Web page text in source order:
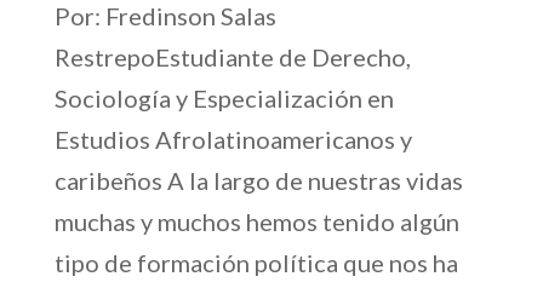
Por: Fredinson Salas
RestrepoEstudiante de Derecho,
Sociología y Especialización en
Estudios Afrolatinoamericanos y
caribeños A la largo de nuestras vidas
muchas y muchos hemos tenido algún
tipo de formación política que nos ha